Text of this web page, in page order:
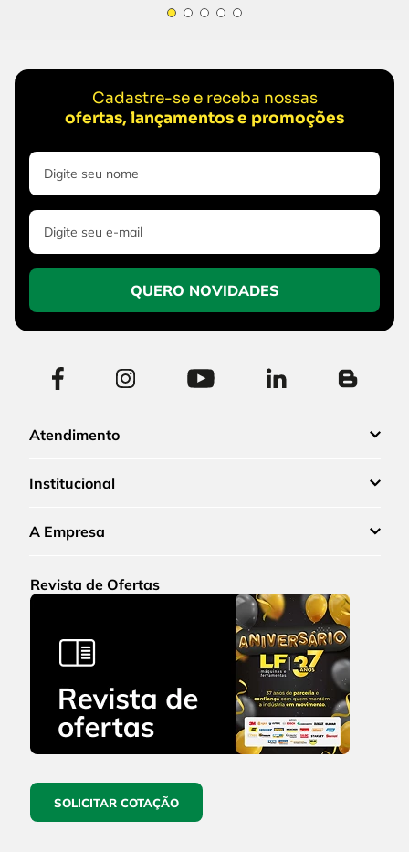
Cadastre-se e receba nossas
ofertas, lançamentos e promoções
QUERO NOVIDADES
Atendimento
Institucional
A Empresa
Revista de Ofertas
SOLICITAR COTAÇÃO